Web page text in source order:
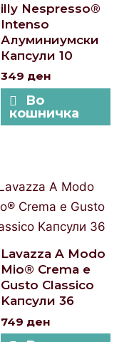
illy Nespresso®
Intenso
Алуминиумски
Капсули 10
349 ден
Во
кошничка
Lavazza A Modo
Mio® Crema e
Gusto Classico
Kапсули 36
749 ден